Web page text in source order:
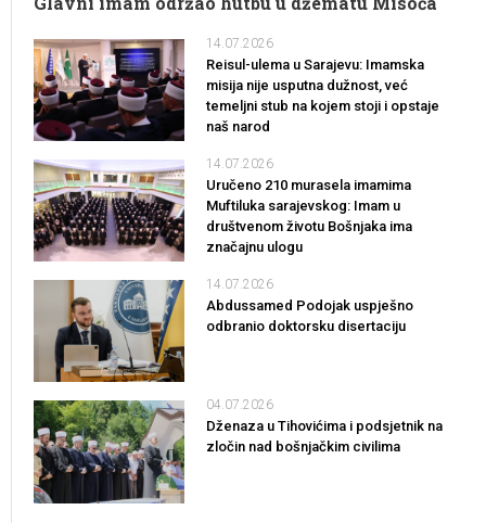
14.07.2026
Reisul-ulema u Sarajevu: Imamska
misija nije usputna dužnost, već
temeljni stub na kojem stoji i opstaje
naš narod
14.07.2026
Uručeno 210 murasela imamima
Muftiluka sarajevskog: Imam u
društvenom životu Bošnjaka ima
značajnu ulogu
14.07.2026
Abdussamed Podojak uspješno
odbranio doktorsku disertaciju
04.07.2026
Dženaza u Tihovićima i podsjetnik na
zločin nad bošnjačkim civilima